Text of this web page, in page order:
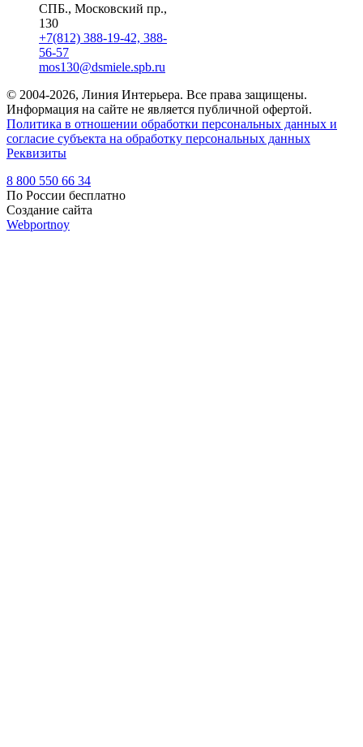
СПБ., Московский пр.,
130
+7(812) 388-19-42, 388-
56-57
mos130@dsmiele.spb.ru
© 2004-2026, Линия Интерьера. Все права защищены.
Информация на сайте не является публичной офертой.
Политика в отношении обработки персональных данных и
согласие субъекта на обработку персональных данных
Реквизиты
8 800 550 66 34
По России бесплатно
Создание сайта
Webportnoy